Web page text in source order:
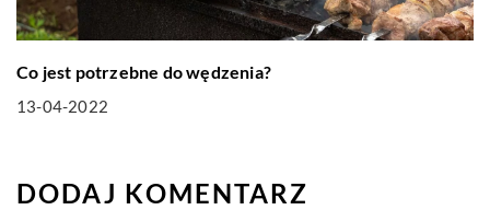
Co jest potrzebne do wędzenia?
13-04-2022
DODAJ KOMENTARZ